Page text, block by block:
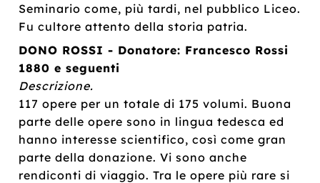
Seminario come, più tardi, nel pubblico Liceo.
Fu cultore attento della storia patria.
DONO ROSSI - Donatore: Francesco Rossi
1880 e seguenti
Descrizione.
117 opere per un totale di 175 volumi. Buona
parte delle opere sono in lingua tedesca ed
hanno interesse scientifico, così come gran
parte della donazione. Vi sono anche
rendiconti di viaggio. Tra le opere più rare si